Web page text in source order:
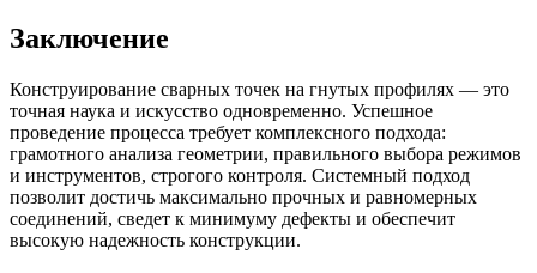
Заключение
Конструирование сварных точек на гнутых профилях — это
точная наука и искусство одновременно. Успешное
проведение процесса требует комплексного подхода:
грамотного анализа геометрии, правильного выбора режимов
и инструментов, строгого контроля. Системный подход
позволит достичь максимально прочных и равномерных
соединений, сведет к минимуму дефекты и обеспечит
высокую надежность конструкции.